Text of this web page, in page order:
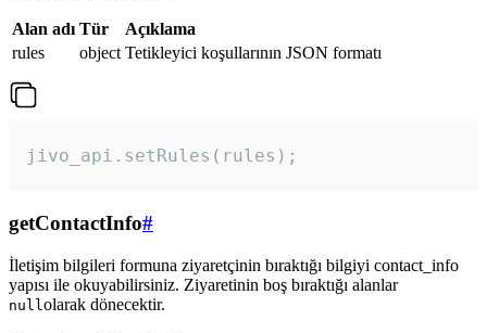
Alan adı Tür
Açıklama
rules
object Tetikleyici koşullarının JSON formatı
jivo_api.setRules(rules);
getContactInfo#
İletişim bilgileri formuna ziyaretçinin bıraktığı bilgiyi contact_info
yapısı ile okuyabilirsiniz. Ziyaretinin boş bıraktığı alanlar
null olarak dönecektir.